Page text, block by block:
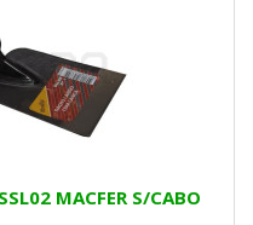
MACFER S/CABO